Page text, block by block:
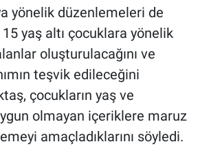
yönelik düzenlemeleri de
yaş altı çocuklara yönelik
oluşturulacağını ve
teşvik edileceğini
çocukların yaş ve
olmayan içeriklere maruz
amaçladıklarını söyledi.